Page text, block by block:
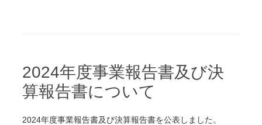
2024年度事業報告書及び決
算報告書について
2024年度事業報告書及び決算報告書を公表しました。